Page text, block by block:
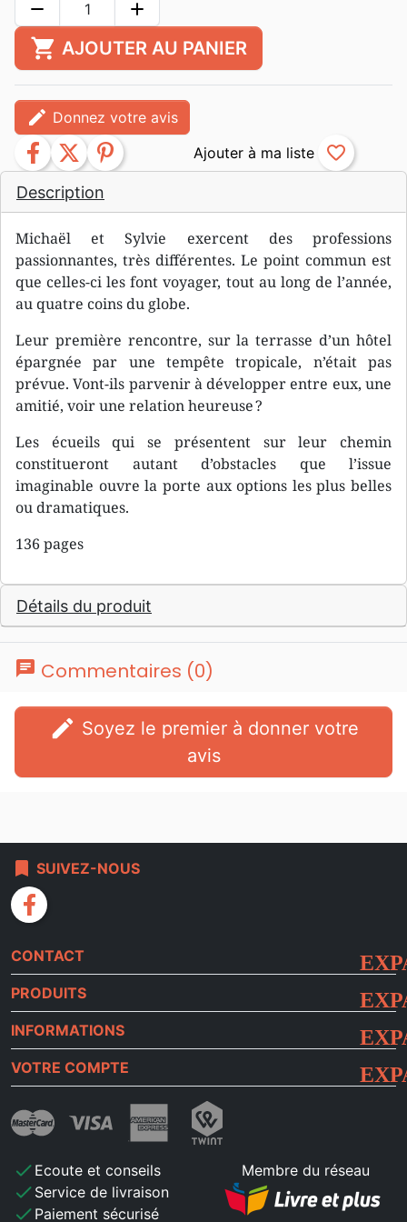
Description
Michaël et Sylvie exercent des professions
passionnantes, très différentes. Le point commun est
que celles-ci les font voyager, tout au long de l’année,
au quatre coins du globe.
Leur première rencontre, sur la terrasse d’un hôtel
épargnée par une tempête tropicale, n’était pas
prévue. Vont-ils parvenir à développer entre eux, une
amitié, voir une relation heureuse ?
Les écueils qui se présentent sur leur chemin
constitueront autant d’obstacles que l’issue
imaginable ouvre la porte aux options les plus belles
ou dramatiques.
136 pages
Détails du produit
remove add
shopping_cart AJOUTER AU PANIER
edit Donnez votre avis
facebook twitter pinterest favorite_border
chat Commentaires (0)
edit
avis
bookmark SUIVEZ-NOUS
facebook
CONTACT
PRODUITS
INFORMATIONS
VOTRE COMPTE
check Ecoute et conseils
check Service de livraison
check Paiement sécurisé
Membre du réseau